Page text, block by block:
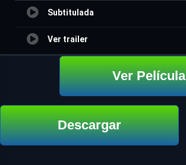
Subtitulada
Ver trailer
Ver Película
Descargar